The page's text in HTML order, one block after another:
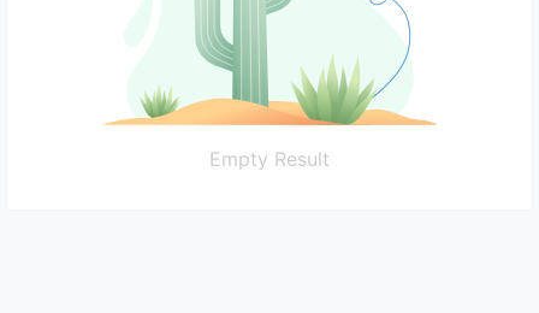
Empty Result